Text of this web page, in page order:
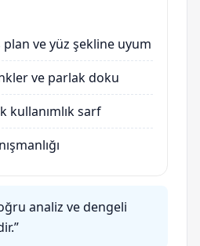
ve yüz şekline uyum
ve parlak doku
kullanımlık sarf
analiz ve dengeli